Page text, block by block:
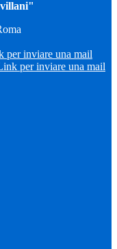
per inviare una mail
per inviare una mail